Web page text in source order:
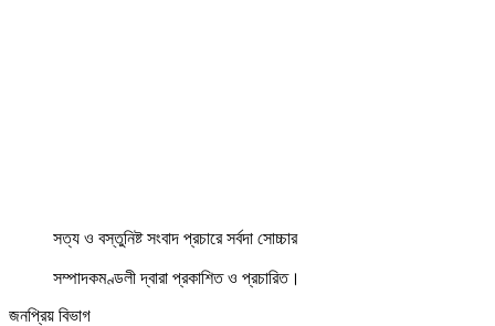
সত্য ও বস্তুনিষ্ট সংবাদ প্রচারে সর্বদা সোচ্চার
সম্পাদকমণ্ডলী দ্বারা প্রকাশিত ও প্রচারিত।
জনপ্রিয় বিভাগ